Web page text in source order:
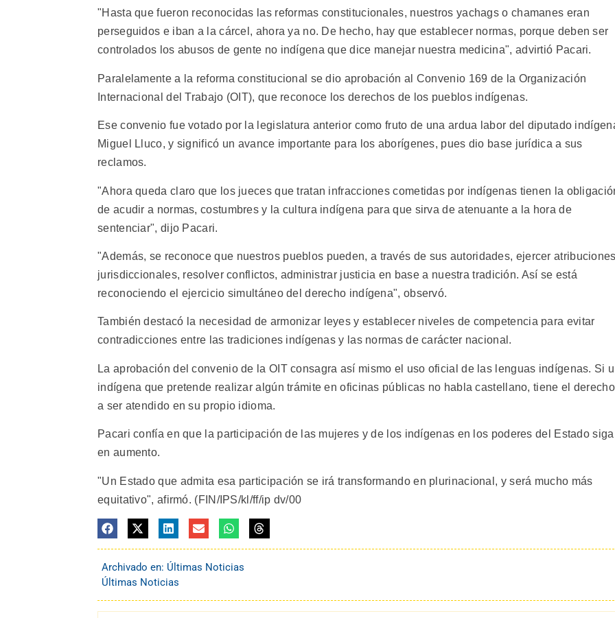
"Hasta que fueron reconocidas las reformas constitucionales, nuestros yachags o chamanes eran
perseguidos e iban a la cárcel, ahora ya no. De hecho, hay que establecer normas, porque deben ser
controlados los abusos de gente no indígena que dice manejar nuestra medicina", advirtió Pacari.
Paralelamente a la reforma constitucional se dio aprobación al Convenio 169 de la Organización
Internacional del Trabajo (OIT), que reconoce los derechos de los pueblos indígenas.
Ese convenio fue votado por la legislatura anterior como fruto de una ardua labor del diputado
Miguel Lluco, y significó un avance importante para los aborígenes, pues dio base jurídica a sus
reclamos.
"Ahora queda claro que los jueces que tratan infracciones cometidas por indígenas tienen la
de acudir a normas, costumbres y la cultura indígena para que sirva de atenuante a la hora de
sentenciar", dijo Pacari.
"Además, se reconoce que nuestros pueblos pueden, a través de sus autoridades, ejercer
jurisdiccionales, resolver conflictos, administrar justicia en base a nuestra tradición. Así se está
reconociendo el ejercicio simultáneo del derecho indígena", observó.
También destacó la necesidad de armonizar leyes y establecer niveles de competencia para evitar
contradicciones entre las tradiciones indígenas y las normas de carácter nacional.
La aprobación del convenio de la OIT consagra así mismo el uso oficial de las lenguas indígenas. Si
indígena que pretende realizar algún trámite en oficinas públicas no habla castellano, tiene el derecho
a ser atendido en su propio idioma.
Pacari confía en que la participación de las mujeres y de los indígenas en los poderes del Estado siga
en aumento.
"Un Estado que admita esa participación se irá transformando en plurinacional, y será mucho más
equitativo", afirmó. (FIN/IPS/kl/ff/ip dv/00
Archivado en: Últimas Noticias
Últimas Noticias